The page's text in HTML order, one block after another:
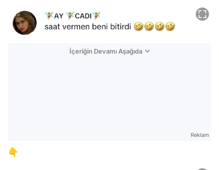
İçeriğin Devamı Aşağıda
Reklam
👇